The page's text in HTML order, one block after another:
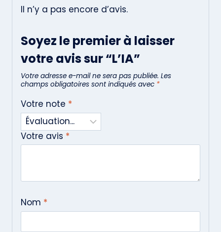
Il n’y a pas encore d’avis.
Soyez le premier à laisser
votre avis sur “L’IA”
Votre adresse e-mail ne sera pas publiée. Les
champs obligatoires sont indiqués avec *
Votre note *
Votre avis *
Nom *